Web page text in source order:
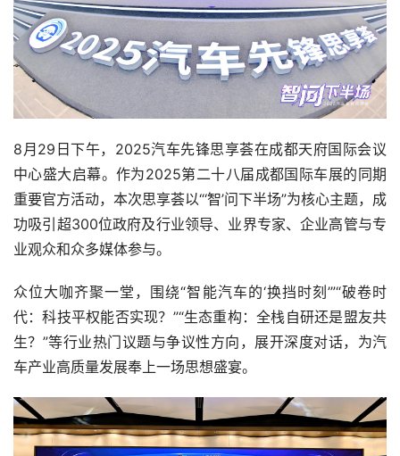
8月29日下午，2025汽车先锋思享荟在成都天府国际会议
中心盛大启幕。作为2025第二十八届成都国际车展的同期
重要官方活动，本次思享荟以“‘智’问下半场”为核心主题，成
功吸引超300位政府及行业领导、业界专家、企业高管与专
业观众和众多媒体参与。
众位大咖齐聚一堂，围绕“智能汽车的‘换挡时刻’”“破卷时
代：科技平权能否实现？”“生态重构：全栈自研还是盟友共
生？”等行业热门议题与争议性方向，展开深度对话，为汽
车产业高质量发展奉上一场思想盛宴。